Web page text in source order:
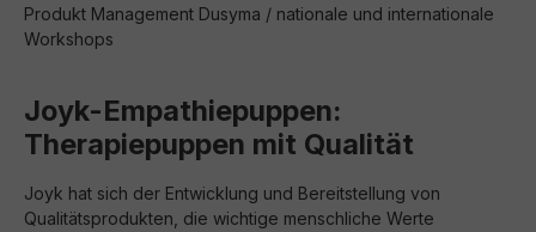
Produkt Management Dusyma / nationale und internationale
Workshops
Joyk-Empathiepuppen:
Therapiepuppen mit Qualität
Joyk hat sich der Entwicklung und Bereitstellung von
Qualitätsprodukten, die wichtige menschliche Werte